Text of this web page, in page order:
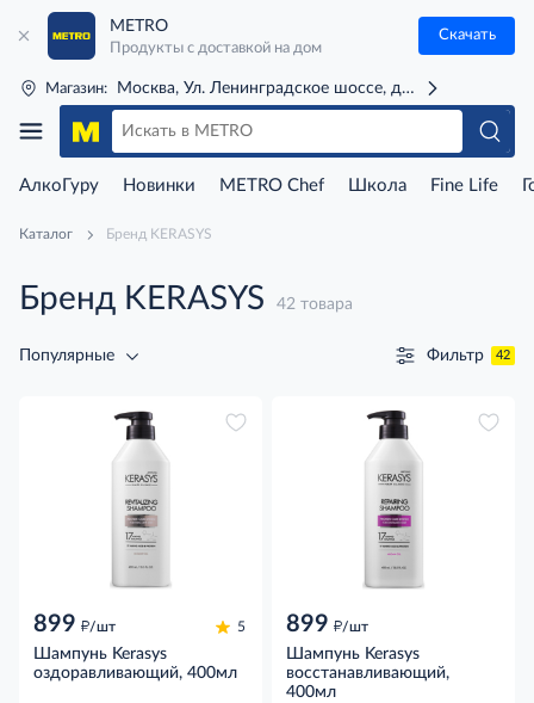
METRO
Продукты с доставкой на дом
Скачать
Магазин: Москва, Ул. Ленинградское шоссе, д. 71Г (м. Речной
АлкоГуру Новинки METRO Chef Школа Fine Life
Каталог Бренд KERASYS
Бренд KERASYS 42 товара
Популярные Фильтр 42
899 д/шт 5
Шампунь Kerasys
оздоравливающий, 400мл
899 д/шт
Шампунь Kerasys
восстанавливающий,
400мл